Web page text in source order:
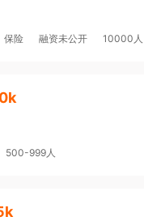
保险 融资未公开 10000
500-999人